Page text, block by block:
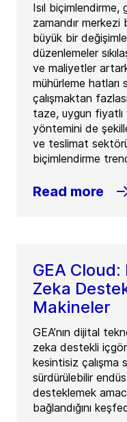
Isıl biçimlendirme,
zamandır merkezi
büyük bir
düzenlemeler
ve maliyetler
mühürleme
çalışmaktan
taze, uygun fiyatlı
yöntemini de
ve teslimat
biçimlendirme
Read more
GEA
Zeka
Makineler
GEA’nın dijital
zeka destekli
kesintisiz çalışma
sürdürülebilir
desteklemek
bağlandığını